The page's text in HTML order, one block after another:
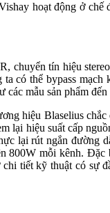
hoạt động ở
tín hiệu
thể bypass
các mẫu sản phẩm
hiệu Blaselius
hiệu suất cấp
lại rút ngắn
800W mỗi kênh.
tiết kỹ thuật có